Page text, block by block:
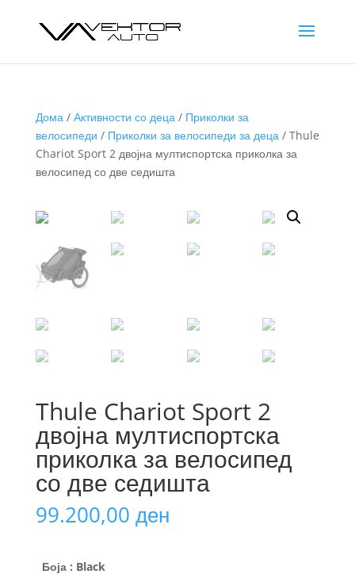
Дома/ Активности со деца/ Приколки за
велосипеди / Приколки за велосипеди за деца/ Thule
Chariot Sport 2 двојна мултиспортска приколка за
велосипед со две седишта
Thule Chariot Sport 2
двојна мултиспортска
приколка за велосипед
со две седишта
99.200,00 ден
Боја : Black